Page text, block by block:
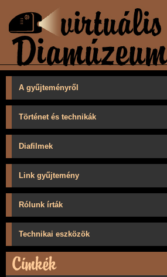
A gyűjteményről
Történet és technikák
Diafilmek
Link gyűjtemény
Rólunk írták
Technikai eszközök